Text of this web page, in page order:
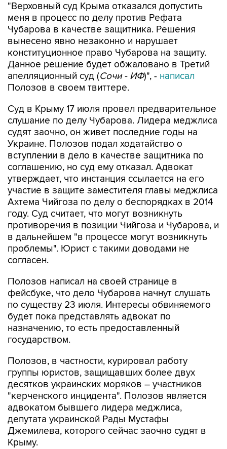
"Верховный суд Крыма отказался допустить
меня в процесс по делу против Рефата
Чубарова в качестве защитника. Решения
вынесено явно незаконно и нарушает
конституционное право Чубарова на защиту.
Данное решение будет обжаловано в Третий
апелляционный суд (Сочи - ИФ)", - написал
Полозов в своем твиттере.
Суд в Крыму 17 июля провел предварительное
слушание по делу Чубарова. Лидера меджлиса
судят заочно, он живет последние годы на
Украине. Полозов подал ходатайство о
вступлении в дело в качестве защитника по
соглашению, но суд ему отказал. Адвокат
утверждает, что инстанция ссылается на его
участие в защите заместителя главы меджлиса
Ахтема Чийгоза по делу о беспорядках в 2014
году. Суд считает, что могут возникнуть
противоречия в позиции Чийгоза и Чубарова, и
в дальнейшем "в процессе могут возникнуть
проблемы". Юрист с такими доводами не
согласен.
Полозов написал на своей странице в
фейсбуке, что дело Чубарова начнут слушать
по существу 23 июля. Интересы обвиняемого
будет пока представлять адвокат по
назначению, то есть предоставленный
государством.
Полозов, в частности, курировал работу
группы юристов, защищавших более двух
десятков украинских моряков – участников
"керченского инцидента". Полозов является
адвокатом бывшего лидера меджлиса,
депутата украинской Рады Мустафы
Джемилева, которого сейчас заочно судят в
Крыму.